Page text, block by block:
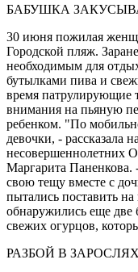
БАБУШКА
30 июня пожилая
Городской пляж.
необходимым для
бутылками пива и
время патрулирующие
внимания на пьяную
ребенком. "По
девочки, - рассказала
несовершеннолетних
Маргарита Паненкова.
свою тещу вместе с
пытались поставить
обнаружились еще две
свежих огурцов,
РАЗБОЙ В ЗАРОСЛЯХ